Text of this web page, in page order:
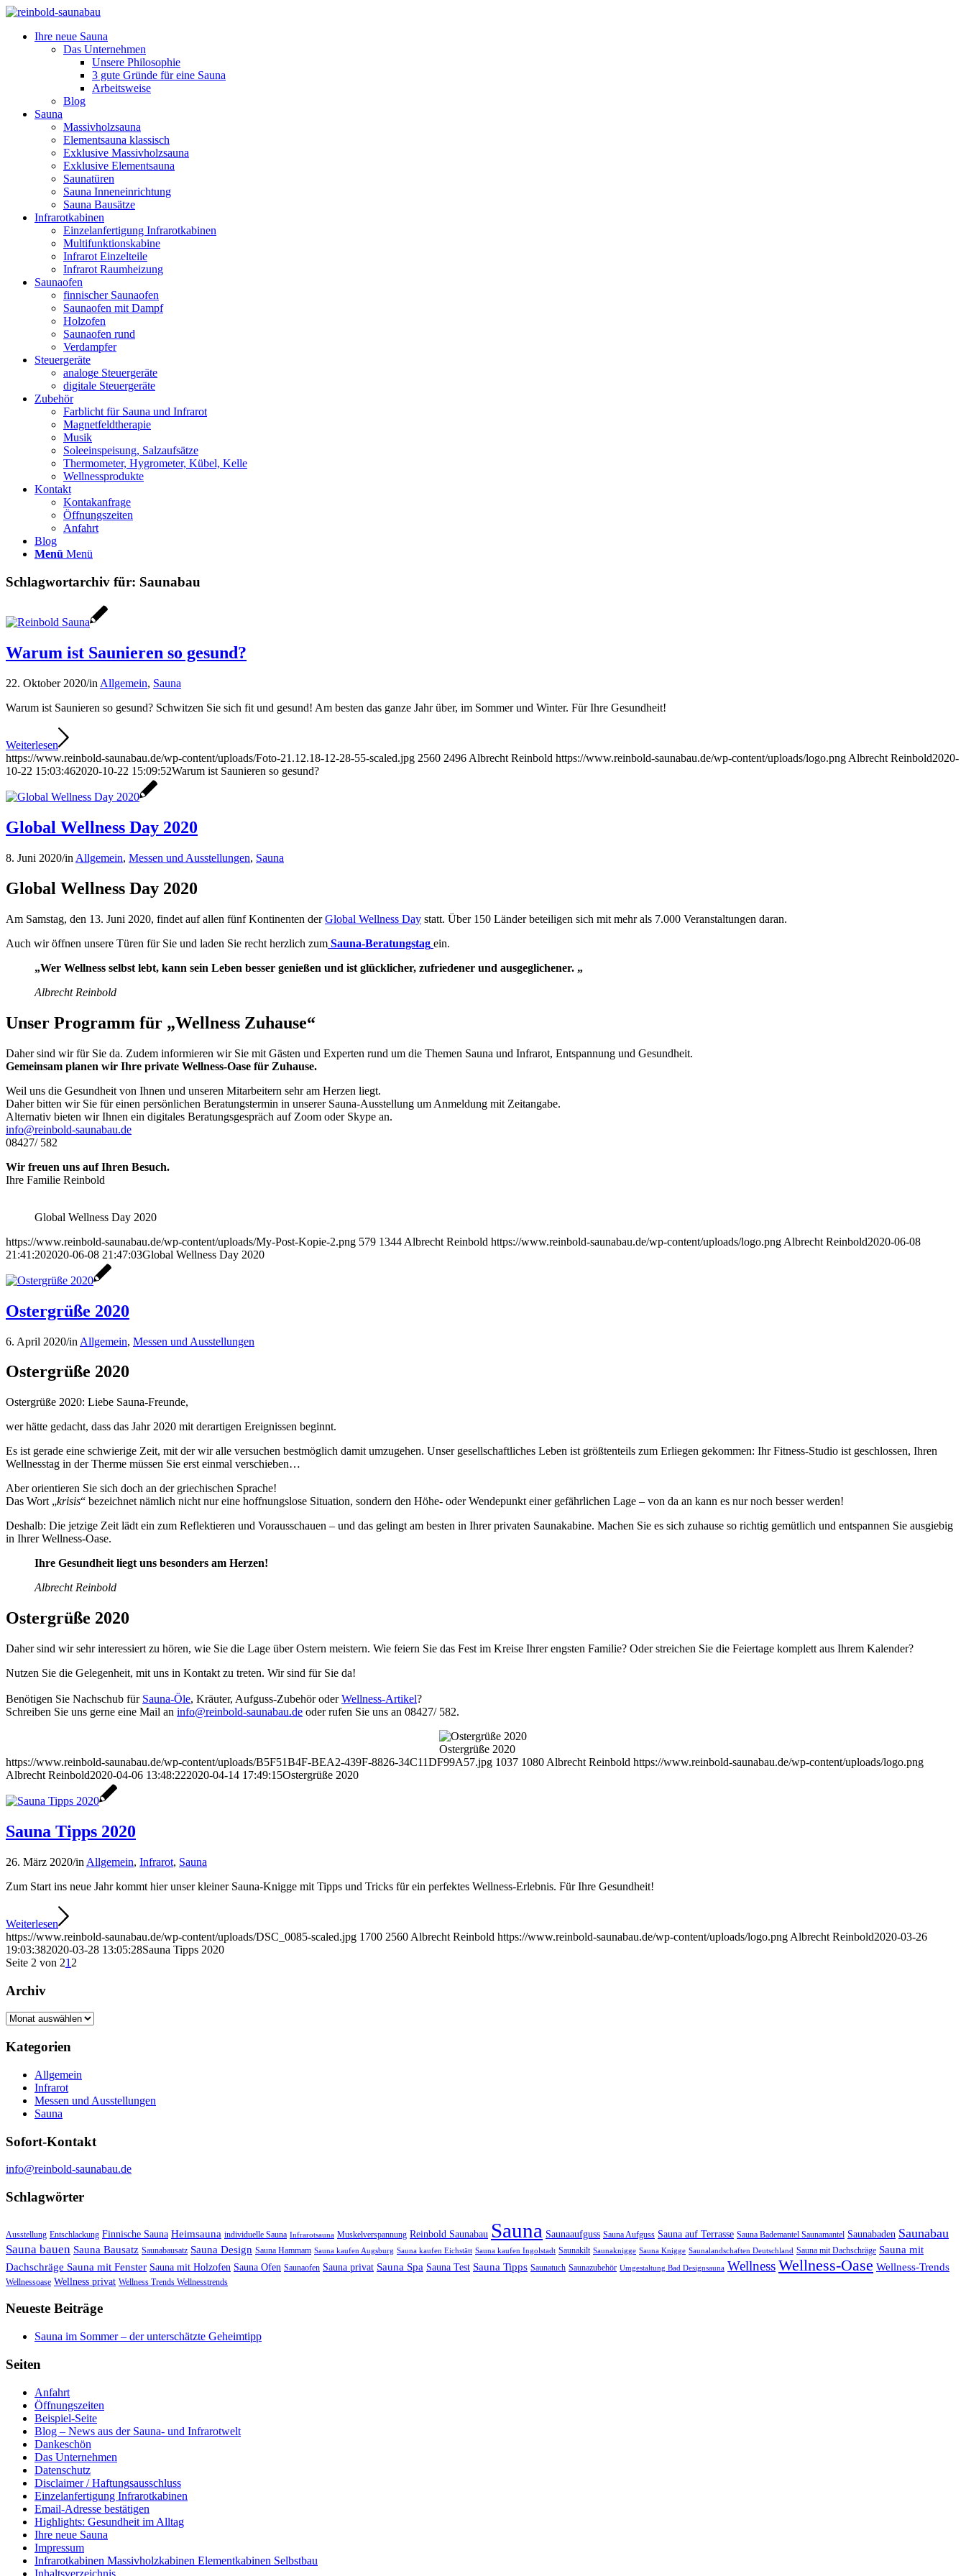
Ihre neue Sauna
Das Unternehmen
Unsere Philosophie
3 gute Gründe für eine Sauna
Arbeitsweise
Blog
Sauna
Massivholzsauna
Elementsauna klassisch
Exklusive Massivholzsauna
Exklusive Elementsauna
Saunatüren
Sauna Inneneinrichtung
Sauna Bausätze
Infrarotkabinen
Einzelanfertigung Infrarotkabinen
Multifunktionskabine
Infrarot Einzelteile
Infrarot Raumheizung
Saunaofen
finnischer Saunaofen
Saunaofen mit Dampf
Holzofen
Saunaofen rund
Verdampfer
Steuergeräte
analoge Steuergeräte
digitale Steuergeräte
Zubehör
Farblicht für Sauna und Infrarot
Magnetfeldtherapie
Musik
Soleeinspeisung, Salzaufsätze
Thermometer, Hygrometer, Kübel, Kelle
Wellnessprodukte
Kontakt
Kontakanfrage
Öffnungszeiten
Anfahrt
Blog
Menü Menü
Schlagwortarchiv für: Saunabau
Warum ist Saunieren so gesund?
22. Oktober 2020/in Allgemein, Sauna
Warum ist Saunieren so gesund? Schwitzen Sie sich fit und gesund! Am besten das ganze Jahr über, im Sommer und Winter. Für Ihre Gesundheit!
Weiterlesen
https://www.reinbold-saunabau.de/wp-content/uploads/Foto-21.12.18-12-28-55-scaled.jpg 2560 2496 Albrecht Reinbold https://www.reinbold-saunabau.de/wp-content/uploads/logo.png Albrecht Reinbold2020-
10-22 15:03:462020-10-22 15:09:52Warum ist Saunieren so gesund?
Global Wellness Day 2020
8. Juni 2020/in Allgemein, Messen und Ausstellungen, Sauna
Global Wellness Day 2020
Am Samstag, den 13. Juni 2020, findet auf allen fünf Kontinenten derGlobal Wellness Day statt. Über 150 Länder beteiligen sich mit mehr als 7.000 Veranstaltungen daran.
Auch wir öffnen unsere Türen für Sie und laden Sie recht herzlich zum Sauna-Beratungstag ein.
„Wer Wellness selbst lebt, kann sein Leben besser genießen und ist glücklicher, zufriedener und ausgeglichener. „
Albrecht Reinbold
Unser Programm für „Wellness Zuhause“
Daher sind wir für Sie da. Zudem informieren wir Sie mit Gästen und Experten rund um die Themen Sauna und Infrarot, Entspannung und Gesundheit.
Gemeinsam planen wir Ihre private Wellness-Oase für Zuhause.
Weil uns die Gesundheit von Ihnen und unseren Mitarbeitern sehr am Herzen liegt.
Daher bitten wir Sie für einen persönlichen Beratungstermin in unserer Sauna-Ausstellung um Anmeldung mit Zeitangabe.
Alternativ bieten wir Ihnen ein digitales Beratungsgespräch auf Zoom oder Skype an.
info@reinbold-saunabau.de
08427/ 582
Wir freuen uns auf Ihren Besuch.
Ihre Familie Reinbold
Global Wellness Day 2020
https://www.reinbold-saunabau.de/wp-content/uploads/My-Post-Kopie-2.png 579 1344 Albrecht Reinbold https://www.reinbold-saunabau.de/wp-content/uploads/logo.png Albrecht Reinbold2020-06-08
21:41:202020-06-08 21:47:03Global Wellness Day 2020
Ostergrüße 2020
6. April 2020/in Allgemein, Messen und Ausstellungen
Ostergrüße 2020
Ostergrüße 2020: Liebe Sauna-Freunde,
wer hätte gedacht, dass das Jahr 2020 mit derartigen Ereignissen beginnt.
Es ist gerade eine schwierige Zeit, mit der wir alle versuchen bestmöglich damit umzugehen. Unser gesellschaftliches Leben ist größtenteils zum Erliegen gekommen: Ihr Fitness-Studio ist geschlossen, Ihren
Wellnesstag in der Therme müssen Sie erst einmal verschieben…
Aber orientieren Sie sich doch an der griechischen Sprache!
Das Wort „krisis“ bezeichnet nämlich nicht nur eine hoffnungslose Situation, sondern den Höhe- oder Wendepunkt einer gefährlichen Lage – von da an kann es nur noch besser werden!
Deshalb: Die jetzige Zeit lädt ein zum Reflektieren und Vorausschauen – und das gelingt am besten in Ihrer privaten Saunakabine. Machen Sie es sich zuhause so richtig gemütlich und entspannen Sie ausgiebig
in Ihrer Wellness-Oase.
Ihre Gesundheit liegt uns besonders am Herzen!
Albrecht Reinbold
Ostergrüße 2020
Daher sind wir sehr interessiert zu hören, wie Sie die Lage über Ostern meistern. Wie feiern Sie das Fest im Kreise Ihrer engsten Familie? Oder streichen Sie die Feiertage komplett aus Ihrem Kalender?
Nutzen Sie die Gelegenheit, mit uns in Kontakt zu treten. Wir sind für Sie da!
Benötigen Sie Nachschub für Sauna-Öle, Kräuter, Aufguss-Zubehör oderWellness-Artikel?
Schreiben Sie uns gerne eine Mail an info@reinbold-saunabau.de oder rufen Sie uns an 08427/ 582.
Ostergrüße 2020
https://www.reinbold-saunabau.de/wp-content/uploads/B5F51B4F-BEA2-439F-8826-34C11DF99A57.jpg 1037 1080 Albrecht Reinbold https://www.reinbold-saunabau.de/wp-content/uploads/logo.png
Albrecht Reinbold2020-04-06 13:48:222020-04-14 17:49:15Ostergrüße 2020
Sauna Tipps 2020
26. März 2020/in Allgemein, Infrarot, Sauna
Zum Start ins neue Jahr kommt hier unser kleiner Sauna-Knigge mit Tipps und Tricks für ein perfektes Wellness-Erlebnis. Für Ihre Gesundheit!
Weiterlesen
https://www.reinbold-saunabau.de/wp-content/uploads/DSC_0085-scaled.jpg 1700 2560 Albrecht Reinbold https://www.reinbold-saunabau.de/wp-content/uploads/logo.png Albrecht Reinbold2020-03-26
19:03:382020-03-28 13:05:28Sauna Tipps 2020
Seite 2 von 21 2
Archiv
Archiv
Kategorien
Allgemein
Infrarot
Messen und Ausstellungen
Sauna
Sofort-Kontakt
info@reinbold-saunabau.de
Schlagwörter
Ausstellung Entschlackung Finnische Sauna Heimsauna individuelle Sauna Infrarotsauna Muskelverspannung Reinbold Saunabau Sauna Saunaaufguss Sauna Aufguss Sauna auf Terrasse Sauna Bademantel Saunamantel Saunabaden Saunabau
Sauna bauen Sauna Bausatz Saunabausatz Sauna Design Sauna Hammam Sauna kaufen Augsburg Sauna kaufen Eichstätt Sauna kaufen Ingolstadt Saunakilt Saunaknigge Sauna Knigge Saunalandschaften Deutschland Sauna mit Dachschräge Sauna mit
Dachschräge Sauna mit Fenster Sauna mit Holzofen Sauna Ofen Saunaofen Sauna privat Sauna Spa Sauna Test Sauna Tipps Saunatuch Saunazubehör Umgestaltung Bad Designsauna WellnessWellness-Oase Wellness-Trends
Wellnessoase Wellness privat Wellness Trends Wellnesstrends
Neueste Beiträge
Sauna im Sommer – der unterschätzte Geheimtipp
Seiten
Anfahrt
Öffnungszeiten
Beispiel-Seite
Blog – News aus der Sauna- und Infrarotwelt
Dankeschön
Das Unternehmen
Datenschutz
Disclaimer / Haftungsausschluss
Einzelanfertigung Infrarotkabinen
Email-Adresse bestätigen
Highlights: Gesundheit im Alltag
Ihre neue Sauna
Impressum
Infrarotkabinen Massivholzkabinen Elementkabinen Selbstbau
Inhaltsverzeichnis